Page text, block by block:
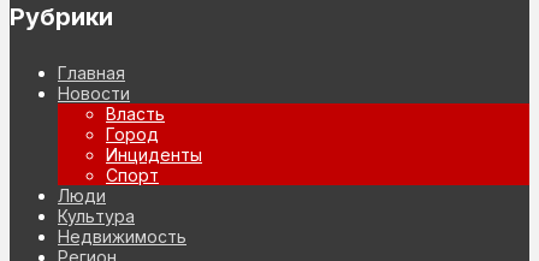
Рубрики
Главная
Новости
Власть
Город
Инциденты
Спорт
Люди
Культура
Недвижимость
Регион